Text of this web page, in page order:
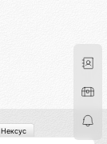
Нексус